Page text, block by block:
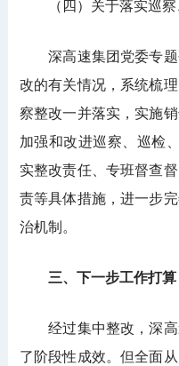
（四）关于落实巡察
深高速集团党委专题
改的有关情况，系统梳
察整改一并落实，实施
加强和改进巡察、巡检
实整改责任、专班督查
责等具体措施，进一步
治机制。
三、下一步工作打算
经过集中整改，深高
了阶段性成效。但全面